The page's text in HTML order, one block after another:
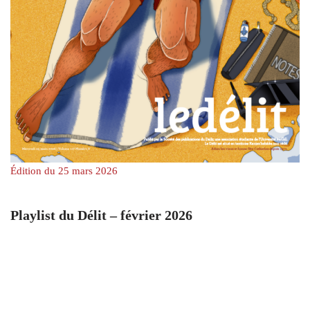
Édition du 25 mars 2026
Playlist du Délit – février 2026